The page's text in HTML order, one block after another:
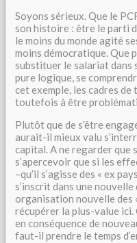
Soyons sérieux. Que le
son histoire : être le parti
le moins du monde agité
moins démocratique. Que
substituer le salariat dans
pure logique, se
cet exemple, les cadres
toutefois à être
Plutôt que de s’être
aurait-il mieux valu
capital. A ne regarder que
s’apercevoir que si les
–qu’il s’agisse des « ex
s’inscrit dans une
organisation nouvelle des
récupérer la plus-value
en conséquence de
faut-il prendre le temps